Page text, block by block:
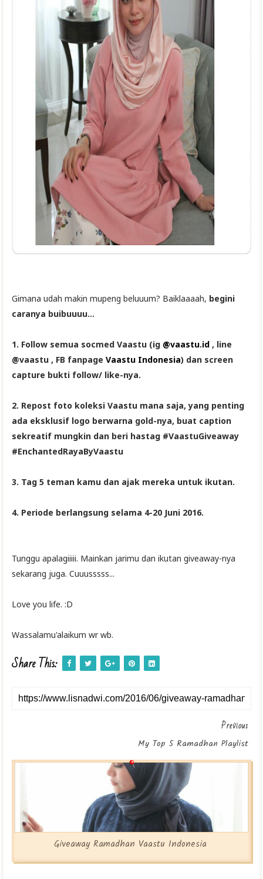
Gimana udah makin mupeng beluuum? Baiklaaaah, begini
caranya buibuuuu...
1. Follow semua socmed Vaastu (ig @vaastu.id , line
@vaastu , FB fanpage Vaastu Indonesia) dan screen
capture bukti follow/ like-nya.
2. Repost foto koleksi Vaastu mana saja, yang penting
ada eksklusif logo berwarna gold-nya, buat caption
sekreatif mungkin dan beri hastag #VaastuGiveaway
#EnchantedRayaByVaastu
3. Tag 5 teman kamu dan ajak mereka untuk ikutan.
4. Periode berlangsung selama 4-20 Juni 2016.
Tunggu apalagiiiii. Mainkan jarimu dan ikutan giveaway-nya
sekarang juga. Cuuusssss...
Love you life. :D
Wassalamu'alaikum wr wb.
Share This:
Previous
My Top 5 Ramadhan Playlist
Giveaway Ramadhan Vaastu Indonesia